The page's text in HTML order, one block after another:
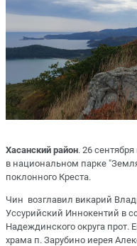
Хасанский район. 26
в национальном парке
поклонного Креста.
Чин возглавил викарий
Уссурийский Иннокентий в
Надеждинского округа прот.
храма п. Зарубино иерея